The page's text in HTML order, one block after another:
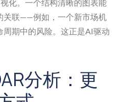
化。一个结构清晰的图表能
关联——例如，一个新市场机
期中的风险。这正是AI驱动
分析：更